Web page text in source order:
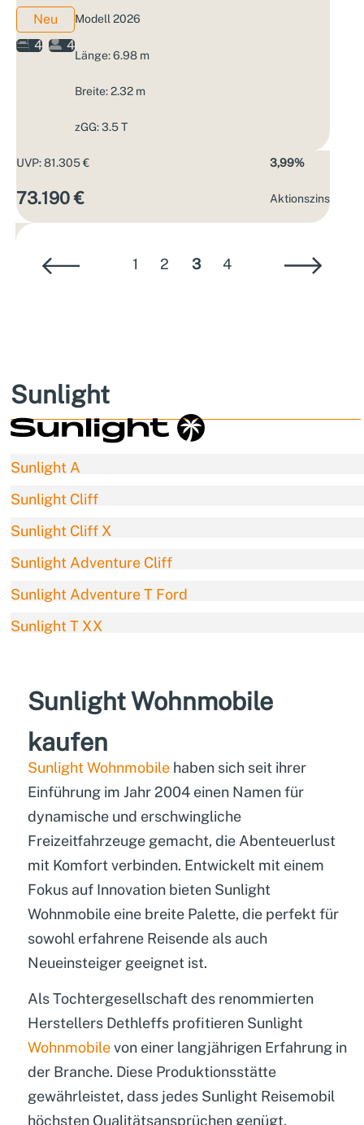
Neu
4
4
Modell 2026
Länge: 6.98 m
Breite: 2.32 m
zGG: 3.5 T
UVP: 81.305 €
73.190 €
3,99%
Aktions­zins
1 2 3 4
Sunlight
Sunlight A
Sunlight Cliff
Sunlight Cliff X
Sunlight Adventure Cliff
Sunlight Adventure T Ford
Sunlight T XX
Sunlight Wohnmobile
kaufen
Sunlight Wohnmobile haben sich seit ihrer
Einführung im Jahr 2004 einen Namen für
dynamische und erschwingliche
Freizeitfahrzeuge gemacht, die Abenteuerlust
mit Komfort verbinden. Entwickelt mit einem
Fokus auf Innovation bieten Sunlight
Wohnmobile eine breite Palette, die perfekt für
sowohl erfahrene Reisende als auch
Neueinsteiger geeignet ist.
Als Tochtergesellschaft des renommierten
Herstellers Dethleffs profitieren Sunlight
Wohnmobilevon einer langjährigen Erfahrung in
der Branche. Diese Produktionsstätte
gewährleistet, dass jedes Sunlight Reisemobil
höchsten Qualitätsansprüchen genügt.